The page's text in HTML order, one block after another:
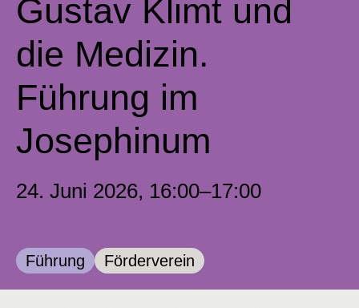
Gustav Klimt und
die Medizin.
Führung im
Josephinum
24. Juni 2026, 16:00–17:00
Kategorie:
Führung Kategorie:
Förderverein